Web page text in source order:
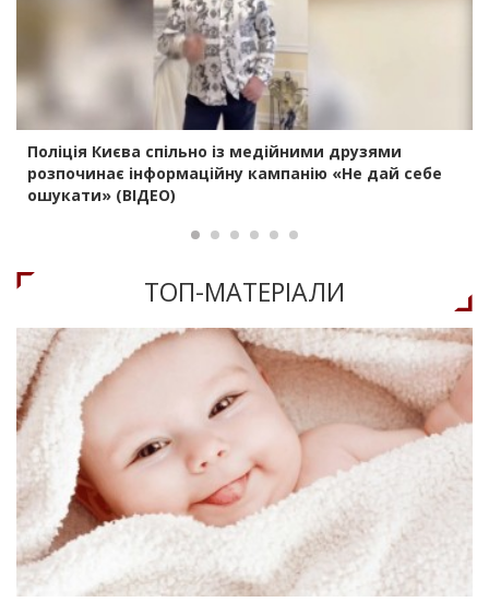
Поліція Києва спільно із медійними друзями
розпочинає інформаційну кампанію «Не дай себе
ошукати» (ВІДЕО)
ТОП-МАТЕРIАЛИ